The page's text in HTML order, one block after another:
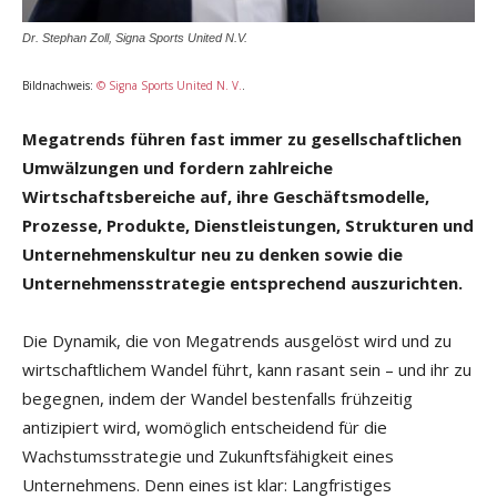
Dr. Stephan Zoll, Signa Sports United N.V.
Bildnachweis: © Signa Sports United N. V..
Megatrends führen fast immer zu gesellschaftlichen
Umwälzungen und fordern zahlreiche
Wirtschaftsbereiche auf, ihre Geschäftsmodelle,
Prozesse, Produkte, Dienstleistungen, Strukturen und
Unternehmenskultur neu zu denken sowie die
Unternehmensstrategie entsprechend auszurichten.
Die Dynamik, die von Megatrends ausgelöst wird und zu
wirtschaftlichem Wandel führt, kann rasant sein – und ihr zu
begegnen, indem der Wandel bestenfalls frühzeitig
antizipiert wird, womöglich entscheidend für die
Wachstumsstrategie und Zukunftsfähigkeit eines
Unternehmens. Denn eines ist klar: Langfristiges